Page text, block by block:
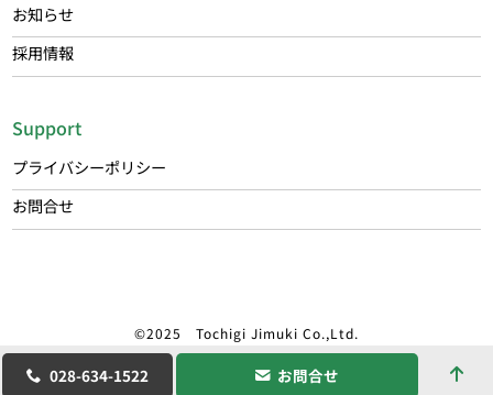
028-634-1522 お問合せ
お知らせ
採用情報
Support
プライバシーポリシー
お問合せ
©2025 Tochigi Jimuki Co.,Ltd.